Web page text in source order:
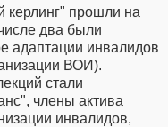
керлинг" прошли на
два были
адаптации инвалидов
ВОИ).
стали
члены актива
инвалидов,